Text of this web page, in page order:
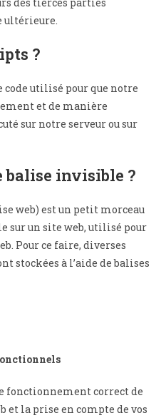
ultérieure.
?
utilisé pour que notre
et de manière
sur notre serveur ou sur
balise invisible ?
web) est un petit morceau
sur un site web, utilisé pour
Pour ce faire, diverses
stockées à l’aide de balises
fonctionnement correct de
et la prise en compte de vos